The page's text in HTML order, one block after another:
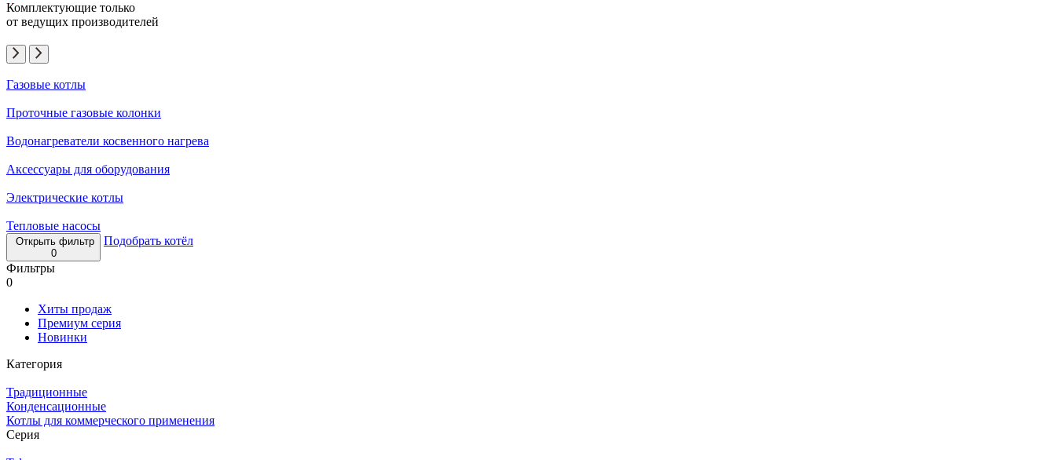
Комплектующие только
от ведущих производителей
Газовые котлы
Проточные газовые колонки
Водонагреватели косвенного нагрева
Аксессуары для оборудования
Электрические котлы
Тепловые насосы
Открыть фильтр
0
Подобрать котёл
Фильтры
0
Хиты продаж
Премиум серия
Новинки
Категория
Традиционные
Конденсационные
Котлы для коммерческого применения
Серия